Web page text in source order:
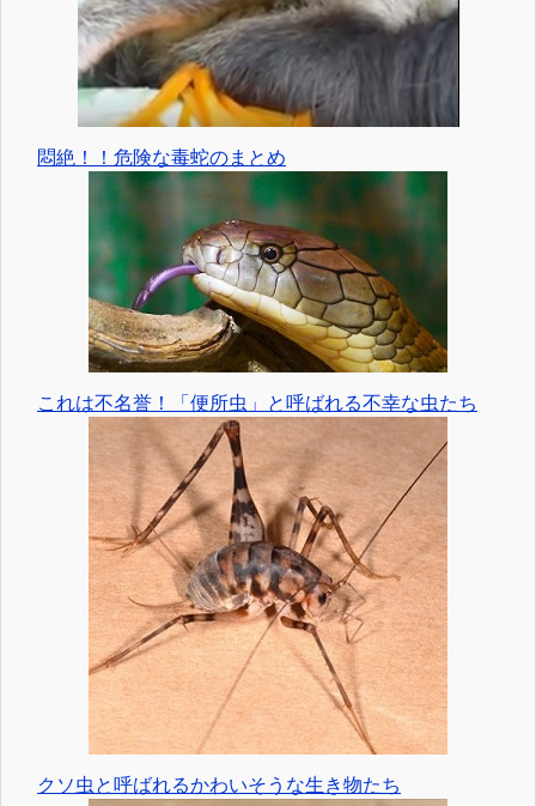
悶絶！！危険な毒蛇のまとめ
これは不名誉！「便所虫」と呼ばれる不幸な虫たち
クソ虫と呼ばれるかわいそうな生き物たち